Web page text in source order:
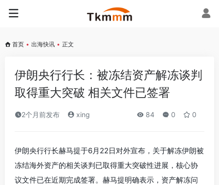
首页 • 出海快讯 • 正文
伊朗央行行长：被冻结资产解冻谈判
取得重大突破 相关文件已签署
2个月前发布 xing 84 0 0
伊朗央行行长赫马提于6月22日对外宣布，关于解冻伊朗被
冻结海外资产的相关谈判已取得重大突破性进展，核心协
议文件已在近期完成签署。赫马提明确表示，资产解冻问